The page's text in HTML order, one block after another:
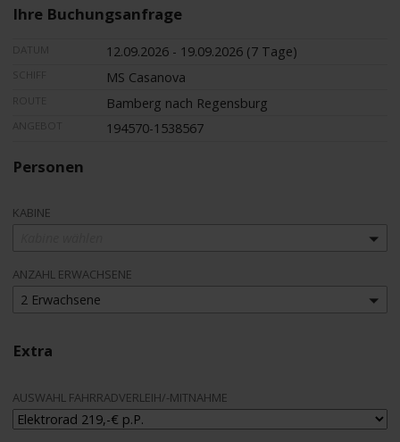
Ihre Buchungsanfrage
12.09.2026 - 19.09.2026 (7 Tage)
MS Casanova
Bamberg nach Regensburg
194570-1538567
Personen
KABINE
ANZAHL ERWACHSENE
2 Erwachsene
Extra
AUSWAHL FAHRRADVERLEIH/-MITNAHME